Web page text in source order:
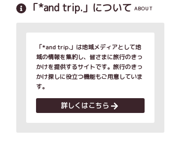
「*and trip.」について ABOUT
「*and trip.」は地域メディアとして地
域の情報を集約し、皆さまに旅行のきっ
かけを提供するサイトです。旅行のきっ
かけ探しに役立つ機能もご用意していま
す。
詳しくはこちら